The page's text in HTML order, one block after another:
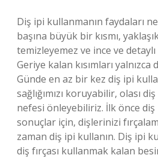
Diş ipi kullanmanın faydaları
başına büyük bir kısmı, yaklaşık
temizleyemez ve ince ve detaylı
Geriye kalan kısımları
Günde en az bir kez diş ipi
sağlığımızı koruyabilir, olası
nefesi önleyebiliriz. İlk önce diş
sonuçlar için, dişlerinizi
zaman diş ipi kullanın. Diş ipi
diş fırçası kullanmak kalan